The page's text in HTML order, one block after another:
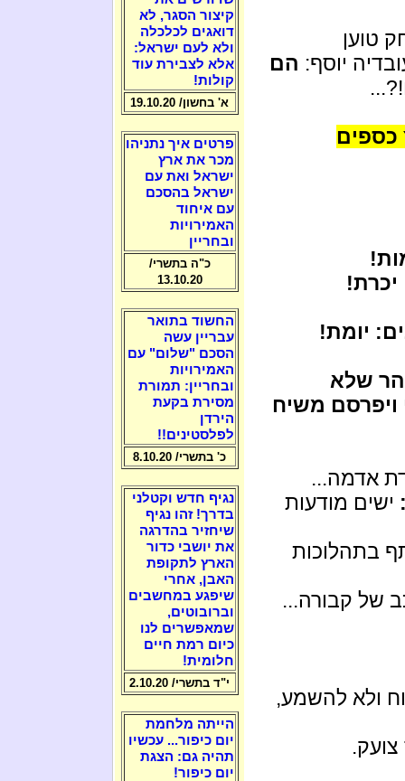
טוען
יוסף: הם
כספים
יומת!
שלא
משיח
אדמה...
ישים מודעות
בתהלוכות
של קבורה...
ולא להשמע,
קיצור הסגר, לא
דואגים לכלכלה
ולא לעם ישראל:
אלא לצבירת עוד
קולות!
א' בחשון/ 19.10.20
פרטים איך נתניהו
מכר את ארץ
ישראל ואת עם
ישראל בהסכם
עם איחוד
האמירויות
ובחריין
כ"ה בתשרי/
13.10.20
החשוד בתואר
עבריין עשה
הסכם "שלום" עם
האמירויות
ובחריין: תמורת
מסירת בקעת
הירדן
לפלסטינים!!
כ' בתשרי/ 8.10.20
נגיף חדש וקטלני
בדרך! זהו נגיף
שיחזיר בהדרגה
את יושבי כדור
הארץ לתקופת
האבן, אחרי
שיפגע במחשבים
וברובוטים,
שמאפשרים לנו
כיום רמת חיים
חלומית!
י"ד בתשרי/ 2.10.20
הייתה מלחמת
יום כיפור... עכשיו
תהיה גם: הצגת
יום כיפור!